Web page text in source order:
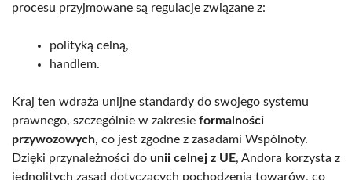
procesu przyjmowane są regulacje związane z:
polityką celną,
handlem.
Kraj ten wdraża unijne standardy do swojego systemu
prawnego, szczególnie w zakresie formalności
przywozowych, co jest zgodne z zasadami Wspólnoty.
Dzięki przynależności do unii celnej z UE, Andora korzysta z
jednolitych zasad dotyczących pochodzenia towarów, co